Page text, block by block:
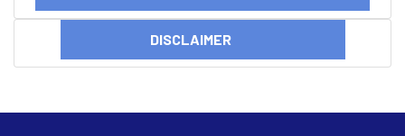
DISCLAIMER